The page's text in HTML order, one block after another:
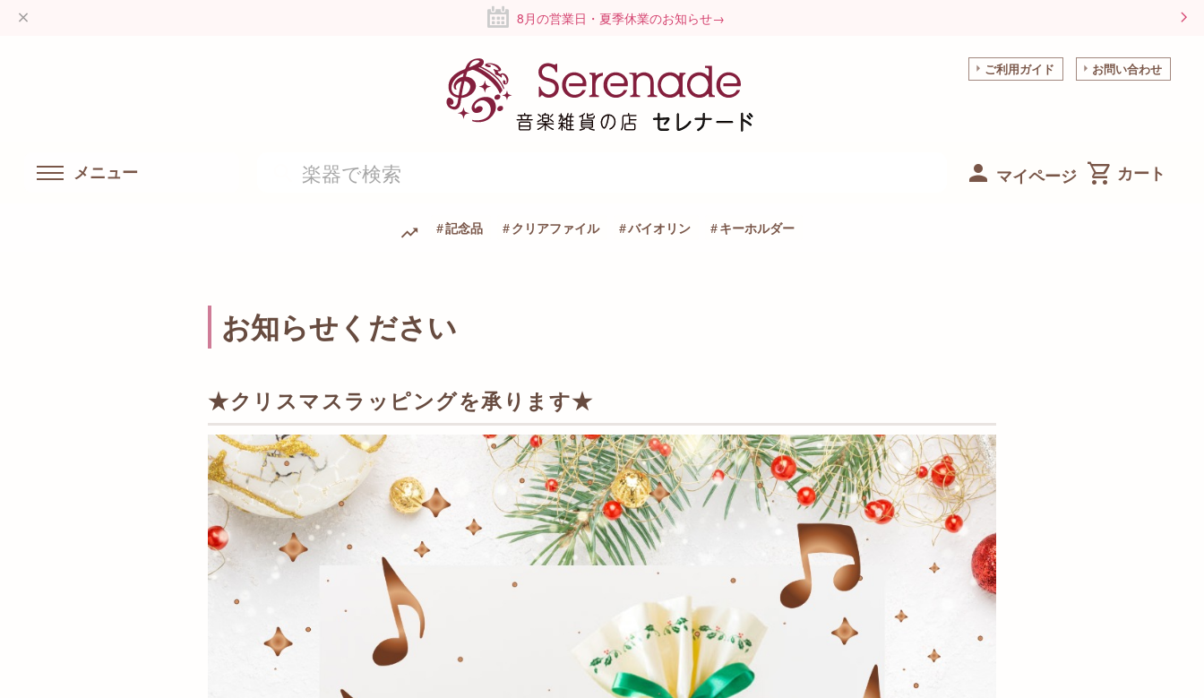
8月の営業日・夏季休業のお知らせ→
ご利用ガイド お問い合わせ
メニュー マイページ
記念品 クリアファイル バイオリン キーホルダー
お知らせください
★クリスマスラッピングを承ります★